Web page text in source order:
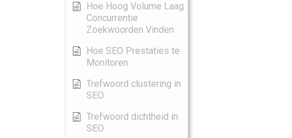
Hoe Hoog Volume Laag
Concurrentie
Zoekwoorden Vinden
Hoe SEO Prestaties te
Monitoren
Trefwoord clustering in
SEO
Trefwoord dichtheid in
SEO